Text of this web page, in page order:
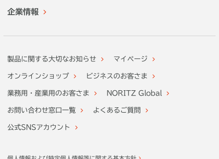
企業情報
製品に関する大切なお知らせ マイページ
オンラインショップ ビジネスのお客さま
業務用・産業用のお客さま NORITZ Global
お問い合わせ窓口一覧 よくあるご質問
公式SNSアカウント